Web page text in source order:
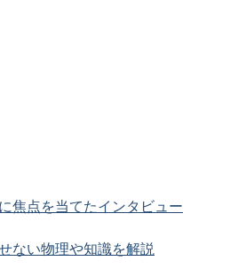
焦点を当てたインタビュー
ない物理や知識を解説